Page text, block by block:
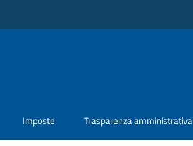
Imposte Trasparenza amministrativa